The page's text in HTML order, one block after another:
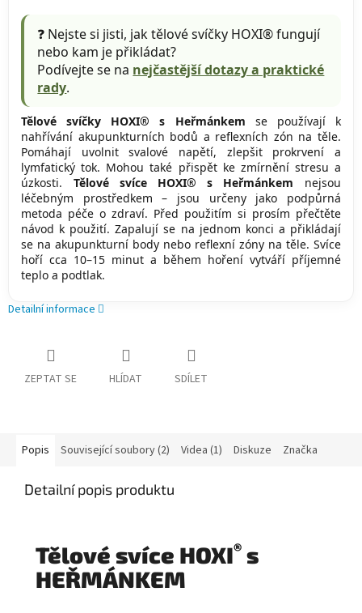
❓ Nejste si jisti, jak tělové svíčky HOXI® fungují
nebo kam je přikládat?
Podívejte se na nejčastější dotazy a praktické
rady.
Tělové svíčky HOXI® s Heřmánkem se používají k
nahřívání akupunkturních bodů a reflexních zón na těle.
Pomáhají uvolnit svalové napětí, zlepšit prokrvení a
lymfatický tok. Mohou také přispět ke zmírnění stresu a
úzkosti. Tělové svíce HOXI® s Heřmánkem nejsou
léčebným prostředkem – jsou určeny jako podpůrná
metoda péče o zdraví. Před použitím si prosím přečtěte
návod k použití. Zapalují se na jednom konci a přikládají
se na akupunkturní body nebo reflexní zóny na těle. Svíce
hoří cca 10–15 minut a během hoření vytváří příjemné
teplo a podtlak.
Detailní informace
ZEPTAT SE HLÍDAT SDÍLET
Popis Související soubory (2) Videa (1) Diskuze Značka
Detailní popis produktu
Tělové svíce HOXI® s
HEŘMÁNKEM